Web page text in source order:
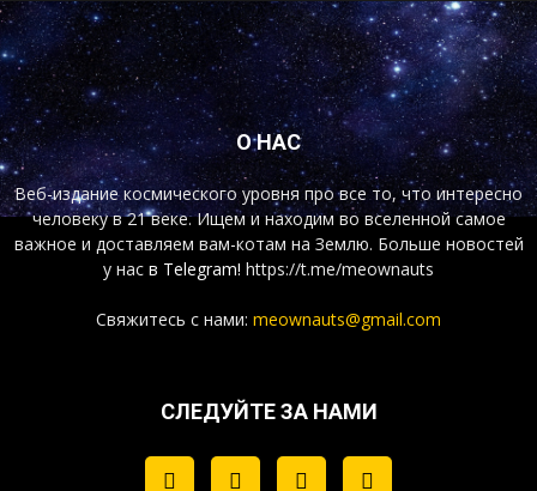
О НАС
Веб-издание космического уровня про все то, что интересно
человеку в 21 веке. Ищем и находим во вселенной самое
важное и доставляем вам-котам на Землю. Больше новостей
у нас в Telegram! https://t.me/meownauts
Свяжитесь с нами: meownauts@gmail.com
СЛЕДУЙТЕ ЗА НАМИ